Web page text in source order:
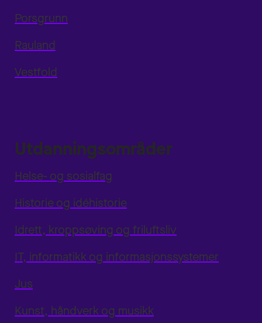
Porsgrunn
Rauland
Vestfold
Utdanningsområder
Helse- og sosialfag
Historie og idéhistorie
Idrett, kroppsøving og friluftsliv
IT, informatikk og informasjonssystemer
Jus
Kunst, håndverk og musikk